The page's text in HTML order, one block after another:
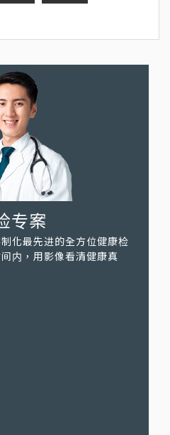
专案
化最先进的全方位健康检
内，用影像看清健康真